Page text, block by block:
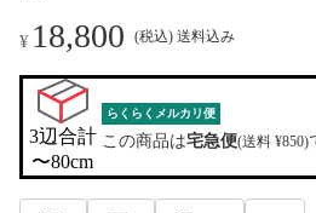
¥ 18,800 (税込) 送料込み
3辺合計
〜80cm
らくらくメルカリ便
この商品は宅急便(送料 ¥850)